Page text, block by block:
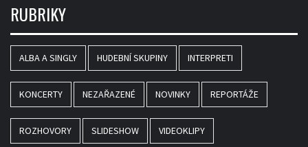
RUBRIKY
ALBA A SINGLY HUDEBNÍ SKUPINY INTERPRETI
KONCERTY NEZAŘAZENÉ NOVINKY REPORTÁŽE
ROZHOVORY SLIDESHOW VIDEOKLIPY